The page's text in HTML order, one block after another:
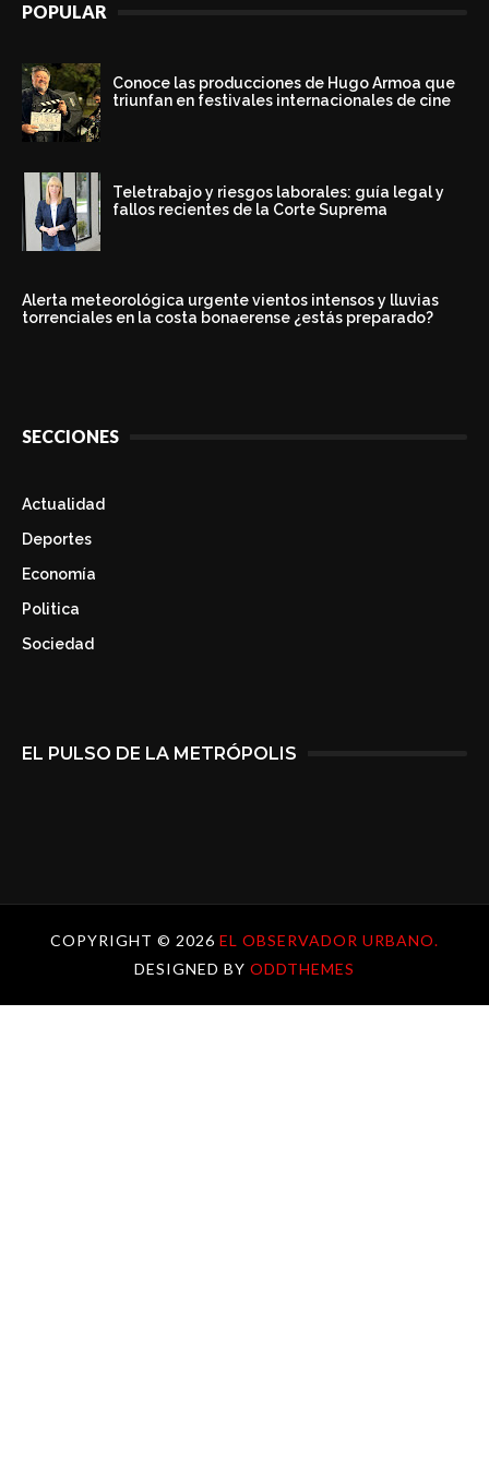
POPULAR
Conoce las producciones de Hugo Armoa que
triunfan en festivales internacionales de cine
Teletrabajo y riesgos laborales: guía legal y
fallos recientes de la Corte Suprema
Alerta meteorológica urgente vientos intensos y lluvias
torrenciales en la costa bonaerense ¿estás preparado?
SECCIONES
Actualidad
Deportes
Economía
Politica
Sociedad
EL PULSO DE LA METRÓPOLIS
COPYRIGHT © 2026 EL OBSERVADOR URBANO.
DESIGNED BY ODDTHEMES